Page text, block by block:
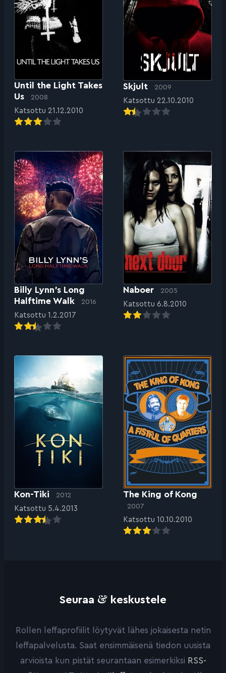
Until the Light Takes
Us
2008
Katsottu 21.12.2010
Skjult 2009
Katsottu 22.10.2010
Billy Lynn’s Long
Halftime Walk
2016
Katsottu 1.2.2017
Naboer 2005
Katsottu 6.8.2010
Kon-Tiki 2012
Katsottu 5.4.2013
The King of Kong
2007
Katsottu 10.10.2010
Seuraa & keskustele
Rollen leffaprofiilit löytyvät lähes jokaisesta netin
leffapalvelusta. Saat ensimmäisenä tiedon uusista
arvioista kun pistät seurantaan esimerkiksi RSS-